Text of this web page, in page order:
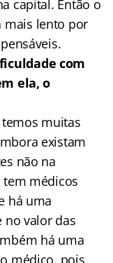
capital. Então o
mais lento por
com
ela, o
muitas
existam
não na
tem médicos
há uma
valor das
há uma
médico, pois